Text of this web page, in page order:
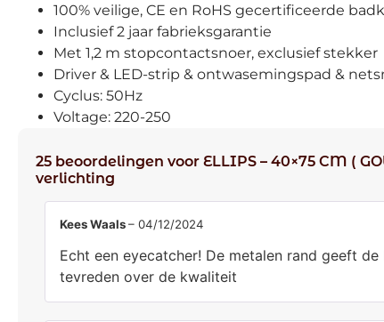
100% veilige, CE en RoHS gecertificeerde
Inclusief 2 jaar fabrieksgarantie
Met 1,2 m stopcontactsnoer, exclusief stekker
Driver & LED-strip & ontwasemingspad &
Cyclus: 50Hz
Voltage: 220-250
25 beoordelingen voor ELLIPS – 40×75 CM (
verlichting
Kees Waals– 04/12/2024
Echt een eyecatcher! De metalen rand geeft
tevreden over de kwaliteit